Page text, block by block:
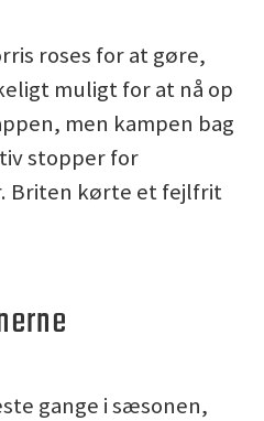
roses for at gøre,
muligt for at nå op
men kampen bag
stopper for
Briten kørte et fejlfrit
gange i sæsonen,